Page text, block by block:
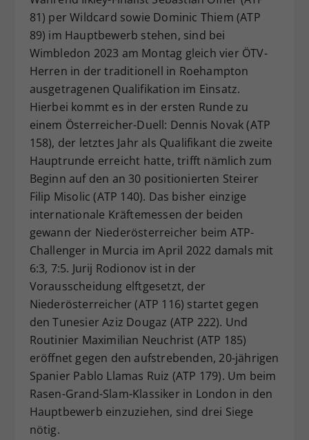
81) per Wildcard sowie Dominic Thiem (ATP
89) im Hauptbewerb stehen, sind bei
Wimbledon 2023 am Montag gleich vier ÖTV-
Herren in der traditionell in Roehampton
ausgetragenen Qualifikation im Einsatz.
Hierbei kommt es in der ersten Runde zu
einem Österreicher-Duell: Dennis Novak (ATP
158), der letztes Jahr als Qualifikant die zweite
Hauptrunde erreicht hatte, trifft nämlich zum
Beginn auf den an 30 positionierten Steirer
Filip Misolic (ATP 140). Das bisher einzige
internationale Kräftemessen der beiden
gewann der Niederösterreicher beim ATP-
Challenger in Murcia im April 2022 damals mit
6:3, 7:5. Jurij Rodionov ist in der
Vorausscheidung elftgesetzt, der
Niederösterreicher (ATP 116) startet gegen
den Tunesier Aziz Dougaz (ATP 222). Und
Routinier Maximilian Neuchrist (ATP 185)
eröffnet gegen den aufstrebenden, 20-jährigen
Spanier Pablo Llamas Ruiz (ATP 179). Um beim
Rasen-Grand-Slam-Klassiker in London in den
Hauptbewerb einzuziehen, sind drei Siege
nötig.
Dieser Wert speichert Ihre Consent-
Einstellungen. Unter anderem eine
zufällig generierte ID, für die
historische Speicherung Ihrer
vorgenommen Einstellungen, falls der
Webseiten-Betreiber dies eingestellt
hat.